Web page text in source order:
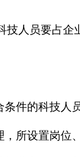
人员要占企
件的科技人
所设置岗位